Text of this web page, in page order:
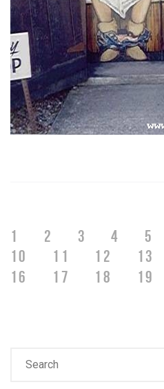
1 2 3 4 5
10
11 12 13
16
17 18 19